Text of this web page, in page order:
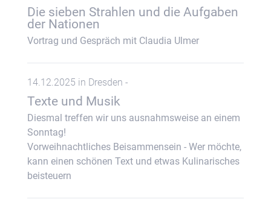
Die sieben Strahlen und die Aufgaben
der Nationen
Vortrag und Gespräch mit Claudia Ulmer
14.12.2025 in Dresden -
Texte und Musik
Diesmal treffen wir uns ausnahmsweise an einem
Sonntag!
Vorweihnachtliches Beisammensein - Wer möchte,
kann einen schönen Text und etwas Kulinarisches
beisteuern